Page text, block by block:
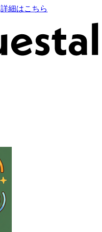
詳細はこちら